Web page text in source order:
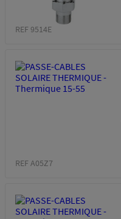
REF 9514E
REF A05Z7